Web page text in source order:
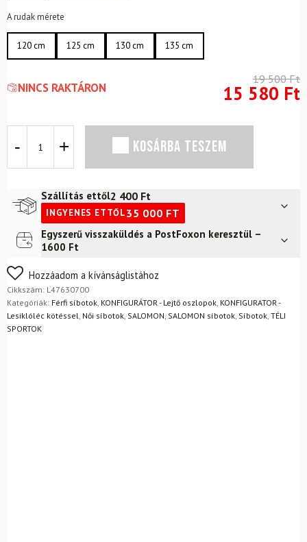
A rudak mérete
120 cm 125 cm 130 cm 135 cm
NINCS RAKTÁRON
19 500Ft
15 580 Ft
SALOMON
Blue
mennyiség
KOSÁRBA TESZEM
Szállítás ettől2 400 Ft
INGYENES ETTŐL35 000 FT
Futár a címre2 400
Egyszerű visszaküldés a PostFoxon keresztül –
1600 Ft
Nem biztos a választásában? Semmi gond – a terméket
egyszerűen visszaküldheti 14 napon belül, indoklás nélkül.
Mik a visszaküldés feltételei?
Hozzáadom a kívánságlistához
Cikkszám: L47630700
Kategóriák: Férfi síbotok KONFIGURÁTOR - Lejtő oszlopok KONFIGURATOR -
Lesiklóléc kötéssel Női síbotok SALOMON SALOMON síbotok Síbotok TÉLI
SPORTOK